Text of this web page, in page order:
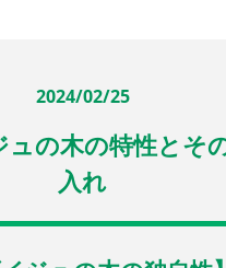
2024/02/25
ュの木の特性とそ
入れ